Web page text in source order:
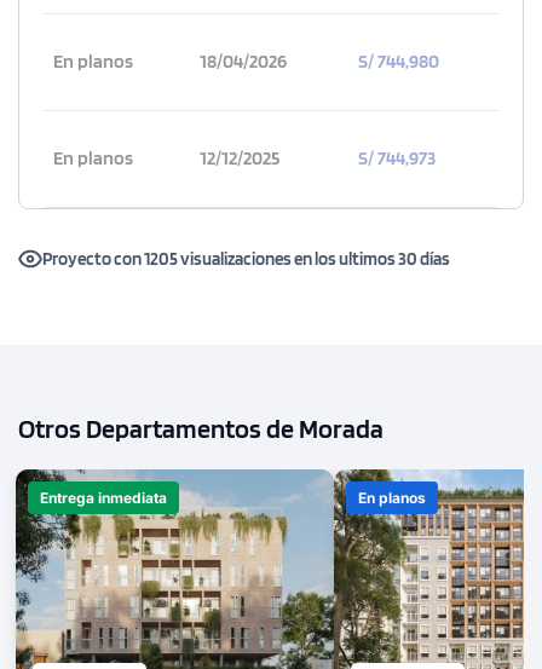
COTIZAR AHORA
1 unidad disponible
Desde
S/ 1,866,900
Modelo X-11
217.89 m² Piso 16
En planos 18/04/2026 S/ 744,980
En planos 12/12/2025 S/ 744,973
Proyecto con 1205 visualizaciones en los ultimos 30 días
Otros Departamentos de Morada
Entrega inmediata En planos